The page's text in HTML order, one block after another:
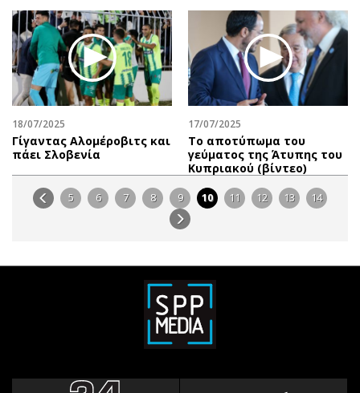
18/07/2025
Γίγαντας Αλομέροβιτς και
πάει Σλοβενία
17/07/2025
Το αποτύπωμα του
γεύματος της Άτυπης του
Κυπριακού (βίντεο)
5 6 7 8 9 10 11 12 13 14